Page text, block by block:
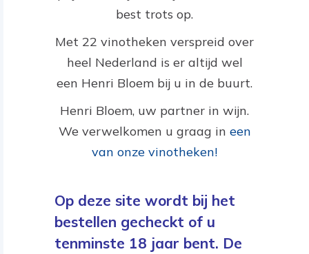
best trots op.
Met 22 vinotheken verspreid over
heel Nederland is er altijd wel
een Henri Bloem bij u in de buurt.
Henri Bloem, uw partner in wijn.
We verwelkomen u graag in een
van onze vinotheken!
Op deze site wordt bij het
bestellen gecheckt of u
tenminste 18 jaar bent. De